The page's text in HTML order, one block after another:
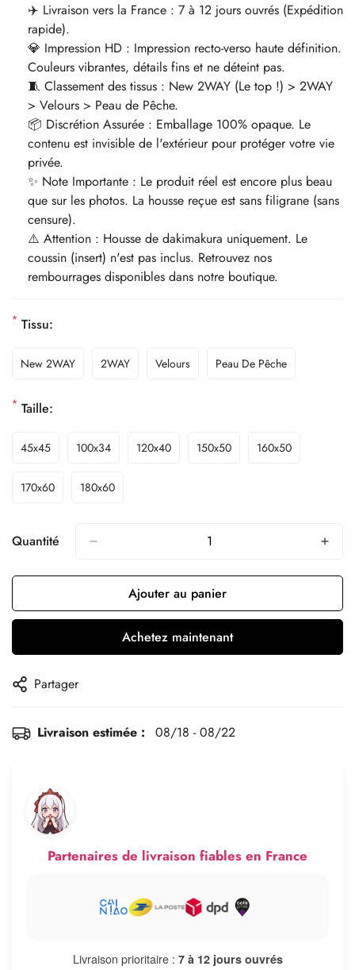
✈️ Livraison vers la France : 7 à 12 jours ouvrés (Expédition
rapide).
💎 Impression HD : Impression recto-verso haute définition.
Couleurs vibrantes, détails fins et ne déteint pas.
🧵 Classement des tissus : New 2WAY (Le top !) > 2WAY
> Velours > Peau de Pêche.
📦 Discrétion Assurée : Emballage 100% opaque. Le
contenu est invisible de l'extérieur pour protéger votre vie
privée.
✨ Note Importante : Le produit réel est encore plus beau
que sur les photos. La housse reçue est sans filigrane (sans
censure).
⚠️ Attention : Housse de dakimakura uniquement. Le
coussin (insert) n'est pas inclus. Retrouvez nos
rembourrages disponibles dans notre boutique.
* Tissu:
New 2WAY 2WAY Velours Peau De Pêche
* Taille:
45x45 100x34 120x40 150x50 160x50
170x60 180x60
Quantité
Ajouter au panier
Achetez maintenant
Partager
Livraison estimée : 08/18 - 08/22
Partenaires de livraison fiables en France
Livraison prioritaire : 7 à 12 jours ouvrés